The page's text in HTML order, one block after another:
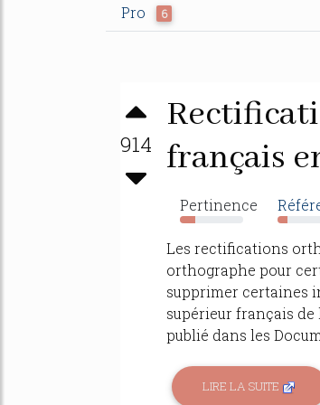
Pro 6
914
français
Pertinence
24% 16%
Les rectifications
orthographe pour
supprimer certaines
supérieur français de
publié dans les
LIRE LA SUITE